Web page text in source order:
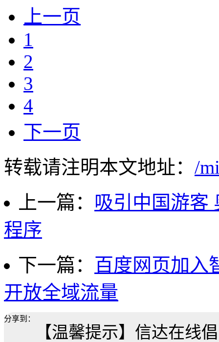
上一页
1
2
3
4
下一页
转载请注明本文地址： /
上一篇： 吸引中国游客
程序
下一篇： 百度网页加入
开放全域流量
分享到：
【温馨提示】信达在线